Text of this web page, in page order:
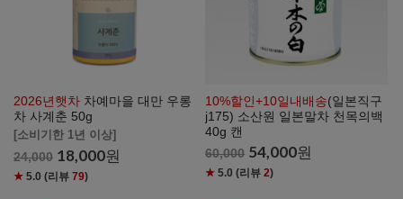
2026년햇차 차예마을 대만 우롱
차 사계춘 50g
[소비기한 1년 이상]
24,000 18,000원
★ 5.0 (리뷰 79)
10%할인+10일내배송(일본직구
j175) 소산원 일본말차 천목의백
40g 캔
60,000 54,000원
★ 5.0 (리뷰2)